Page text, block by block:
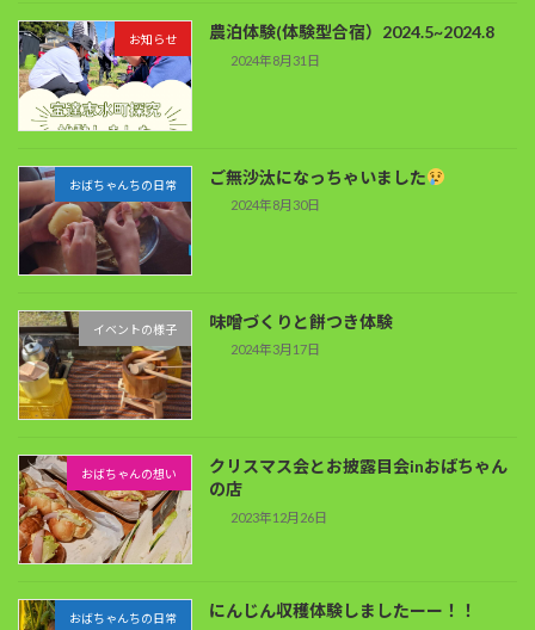
お知らせ 農泊体験(体験型合宿）2024.5~2024.8
2024年8月31日
おばちゃんちの日常 ご無沙汰になっちゃいました
2024年8月30日
イベントの様子 味噌づくりと餅つき体験
2024年3月17日
おばちゃんの想い
クリスマス会とお披露目会inおばちゃん
の店
2023年12月26日
おばちゃんちの日常 にんじん収穫体験しましたーー！！